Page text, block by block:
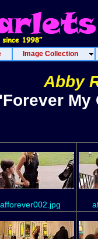
Image Collection
Abby
My
afforever002.jpg